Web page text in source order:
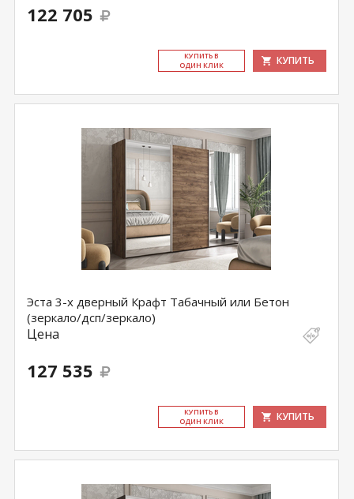
122 705
КУ­ПИТЬ В
ОДИН КЛИК
КУПИТЬ
Эста 3-х дверный Крафт Табачный или Бетон
(зеркало/дсп/зеркало)
Цена
127 535
КУ­ПИТЬ В
ОДИН КЛИК
КУПИТЬ